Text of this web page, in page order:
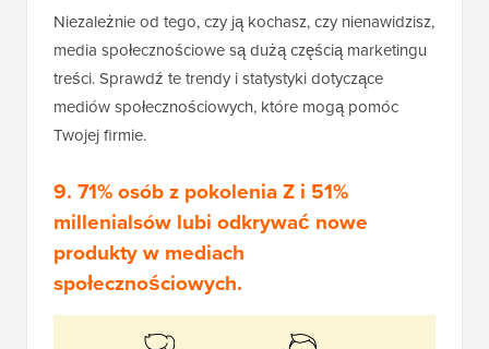
Niezależnie od tego, czy ją kochasz, czy nienawidzisz,
media społecznościowe są dużą częścią marketingu
treści. Sprawdź te trendy i statystyki dotyczące
mediów społecznościowych, które mogą pomóc
Twojej firmie.
9. 71% osób z pokolenia Z i 51%
millenialsów lubi odkrywać nowe
produkty w mediach
społecznościowych.